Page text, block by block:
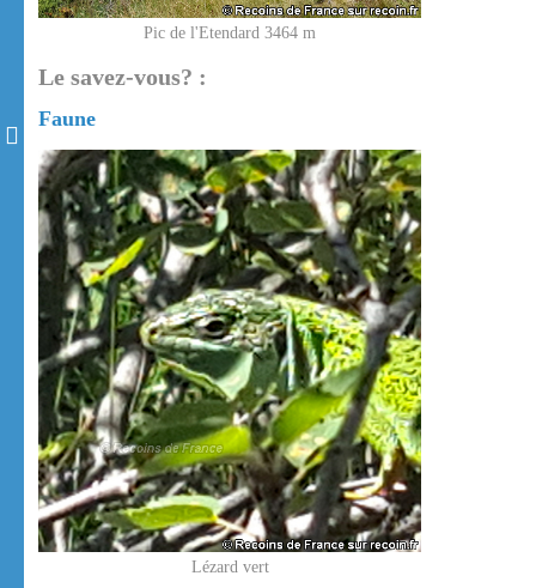
Pic de l'Etendard 3464 m
Le savez-vous? :
Faune
Lézard vert